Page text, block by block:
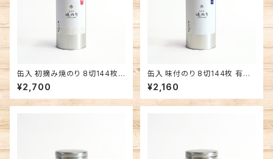
缶入 初摘み焼のり 8切144枚
有明海産 焼海苔
¥2,700
缶入 味付のり 8切144枚 有明
海産 味付海苔
¥2,160